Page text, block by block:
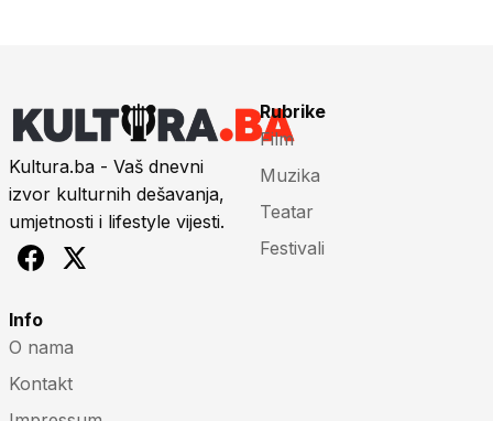
Kultura.ba - Vaš dnevni
izvor kulturnih dešavanja,
umjetnosti i lifestyle vijesti.
Rubrike
Film
Muzika
Teatar
Festivali
Info
O nama
Kontakt